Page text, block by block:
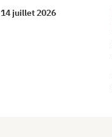
14 juillet 2026